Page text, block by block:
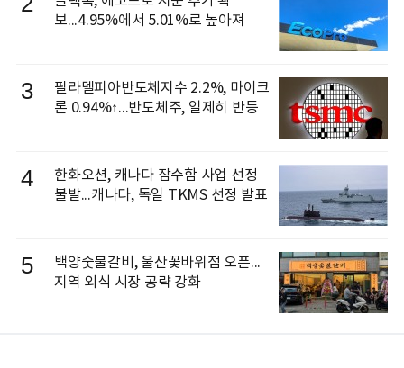
보...4.95%에서 5.01%로 높아져
3
필라델피아반도체지수 2.2%, 마이크
론 0.94%↑...반도체주, 일제히 반등
4
한화오션, 캐나다 잠수함 사업 선정
불발...캐나다, 독일 TKMS 선정 발표
5
백양숯불갈비, 울산꽃바위점 오픈...
지역 외식 시장 공략 강화